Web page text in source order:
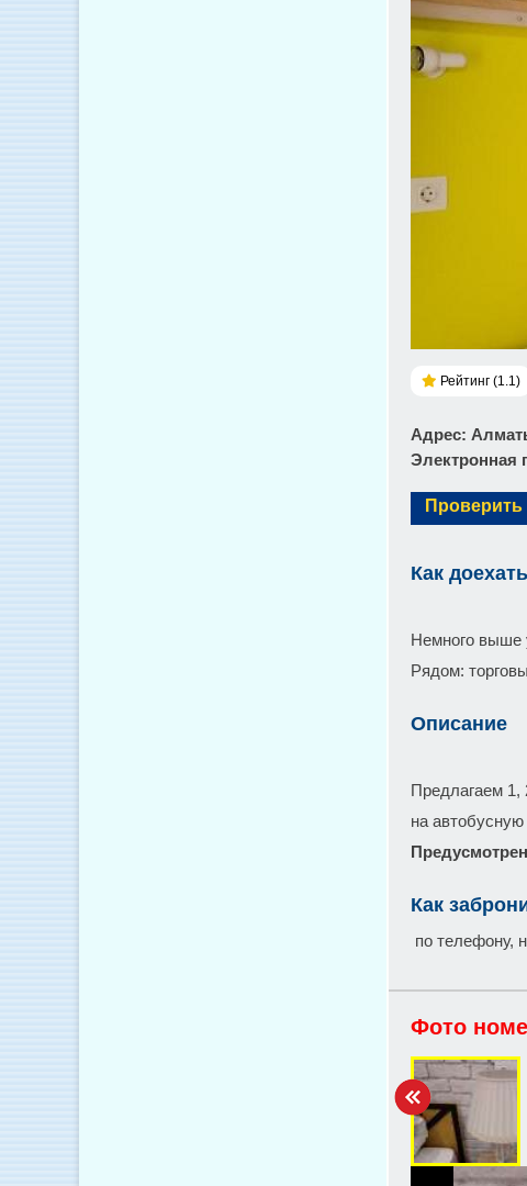
Рейтинг (1.1)
Адрес:
Электронная
Проверить
Как
Немного выше
Рядом:
Описание
Предлагаем
на
Как
по телефону,
Фото